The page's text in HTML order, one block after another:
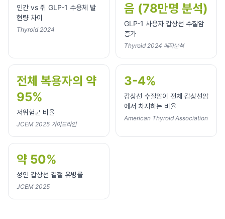
인간 vs 쥐 GLP-1 수용체 발
현량 차이
Thyroid 2024
음 (78만명 분석)
GLP-1 사용자 갑상선 수질암
증가
Thyroid 2024 메타분석
전체 복용자의 약
95%
저위험군 비율
JCEM 2025 가이드라인
3-4%
갑상선 수질암이 전체 갑상선암
에서 차지하는 비율
American Thyroid Association
약 50%
성인 갑상선 결절 유병률
JCEM 2025